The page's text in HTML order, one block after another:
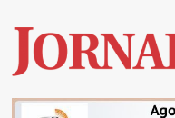
content